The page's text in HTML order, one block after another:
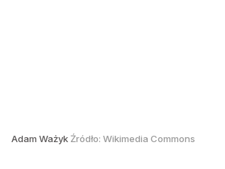
Adam Ważyk Źródło: Wikimedia Commons